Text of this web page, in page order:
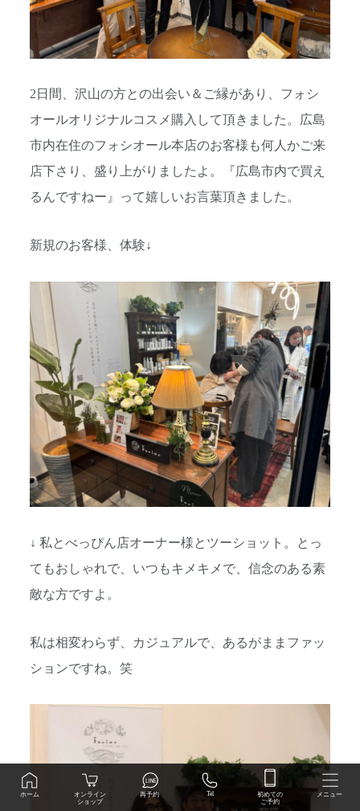
2日間、沢山の方との出会い＆ご縁があり、フォシ
オールオリジナルコスメ購入して頂きました。広島
市内在住のフォシオール本店のお客様も何人かご来
店下さり、盛り上がりましたよ。『広島市内で買え
るんですねー』って嬉しいお言葉頂きました。
新規のお客様、体験↓
↓ 私とべっぴん店オーナー様とツーショット。とっ
てもおしゃれで、いつもキメキメで、信念のある素
敵な方ですよ。
私は相変わらず、カジュアルで、あるがままファッ
ションですね。笑
ホーム
オンライン
ショップ
再予約 Tel
初めての
ご予約
メニュー